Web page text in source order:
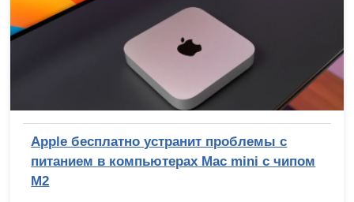
Apple бесплатно устранит проблемы с
питанием в компьютерах Mac mini с чипом
M2